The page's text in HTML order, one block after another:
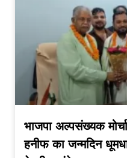
भाजपा अल्पसंख्यक
हनीफ का जन्मदिन